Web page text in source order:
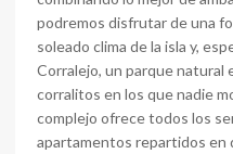
podremos disfrutar de una
soleado clima de la isla y,
Corralejo, un parque natural
corralitos en los que nadie
complejo ofrece todos los
apartamentos repartidos en